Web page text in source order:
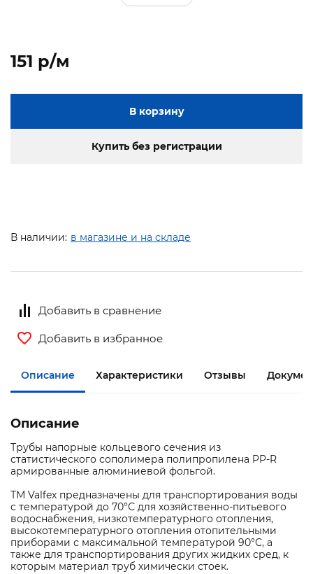
151 p/м
В корзину
Купить без регистрации
В наличии: в магазине и на складе
Добавить в сравнение
Добавить в избранное
Описание Характеристики Отзывы
Описание
Трубы напорные кольцевого сечения из
статистического сополимера полипропилена PP-R
армированные алюминиевой фольгой.
ТМ Valfex предназначены для транспортирования воды
с температурой до 70°С для хозяйственно-питьевого
водоснабжения, низкотемпературного отопления,
высокотемпературного отопления отопительными
приборами с максимальной температурой 90°С, а
также для транспортирования других жидких сред, к
которым материал труб химически стоек.